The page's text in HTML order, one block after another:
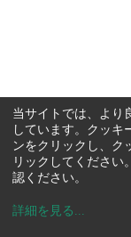
当サイトでは、より
しています。クッキ
ンをクリックし、ク
リックしてください
認ください。
詳細を見る ...